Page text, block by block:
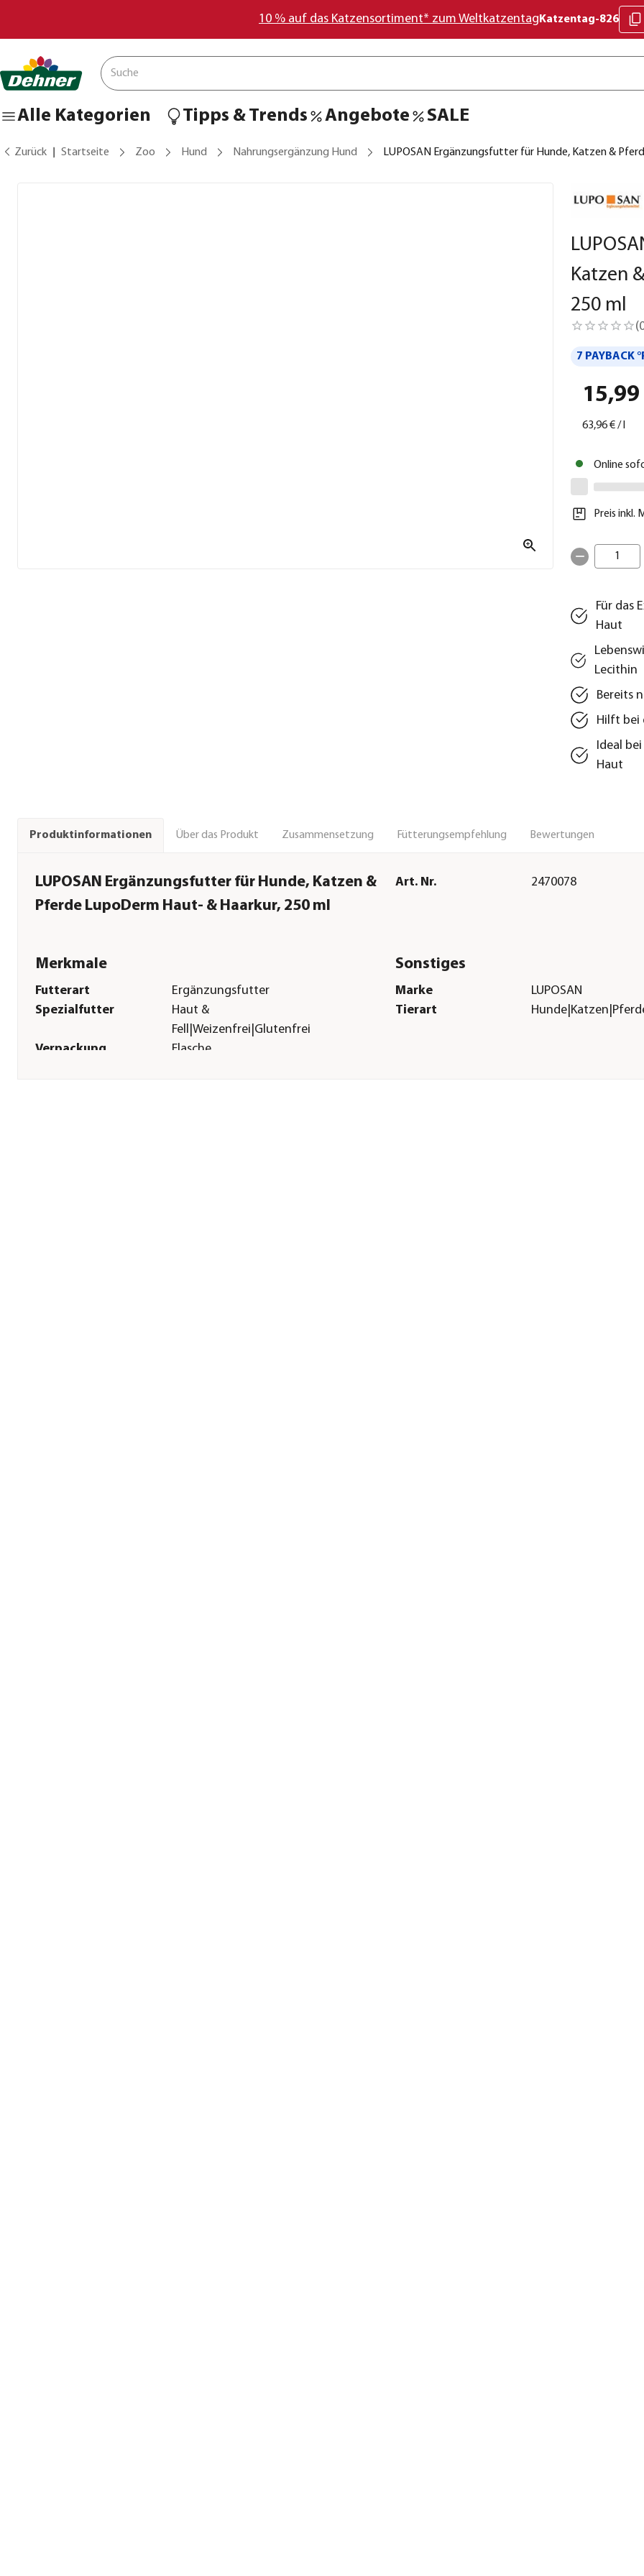
10 % auf das Katzensortiment* zum Weltkatzentag Katzentag-826
Alle Kategorien Tipps & Trends Angebote SALE
Zurück Startseite Zoo Hund Nahrungsergänzung Hund LUPOSAN Ergänzungsfutter für Hunde, Katzen &
Katzen
250 ml
(
7 PAYBACK
15,99
63,96 €/
Online
Preis inkl.
1
Für das
Haut
Lecithin
Bereits
Hilft bei
Ideal
Haut
Produktinformationen Über das Produkt Zusammensetzung Fütterungsempfehlung Bewertungen
LUPOSAN Ergänzungsfutter für Hunde, Katzen &
Pferde LupoDerm Haut- & Haarkur, 250 ml
Art. Nr. 2470078
Merkmale
Futterart
Ergänzungsfutter
Spezialfutter
Haut &
Fell|Weizenfrei|Glutenfrei
Verpackung
Flasche
Sonstiges
Marke
LUPOSAN
Tierart